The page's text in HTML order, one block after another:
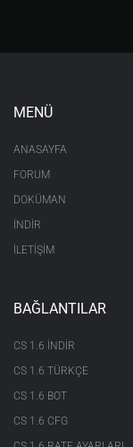
MENÜ
ANASAYFA
FORUM
DOKÜMAN
İNDİR
İLETİŞİM
BAĞLANTILAR
CS 1.6 INDIR
CS 1.6 TÜRKÇE
CS 1.6 BOT
CS 1.6 CFG